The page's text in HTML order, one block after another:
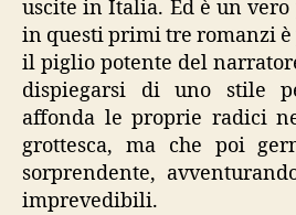
uscite in Italia. Ed è un vero
in questi primi tre romanzi
il piglio potente del
dispiegarsi di uno stile
affonda le proprie radici
grottesca, ma che poi
sorprendente,
imprevedibili.